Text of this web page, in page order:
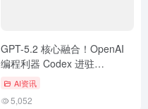
GPT-5.2 核心融合！OpenAI
编程利器 Codex 进驻
JetBrains 全系工具，开发者效
能飙升
AI资讯
5,052